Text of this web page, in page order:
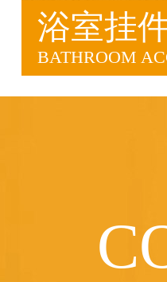
浴室挂
BATHROOM